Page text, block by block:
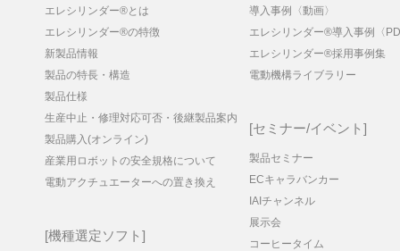
エレシリンダー®とは
エレシリンダー®の特徴
新製品情報
製品の特長・構造
製品仕様
生産中止・修理対応可否・後継製品案内
製品購入(オンライン)
産業用ロボットの安全規格について
電動アクチュエーターへの置き換え
機種選定ソフト
導入事例〈動画〉
エレシリンダー®導入事例〈
エレシリンダー®採用事例集
電動機構ライブラリー
セミナー/イベント
製品セミナー
ECキャラバンカー
IAIチャンネル
展示会
コーヒータイム